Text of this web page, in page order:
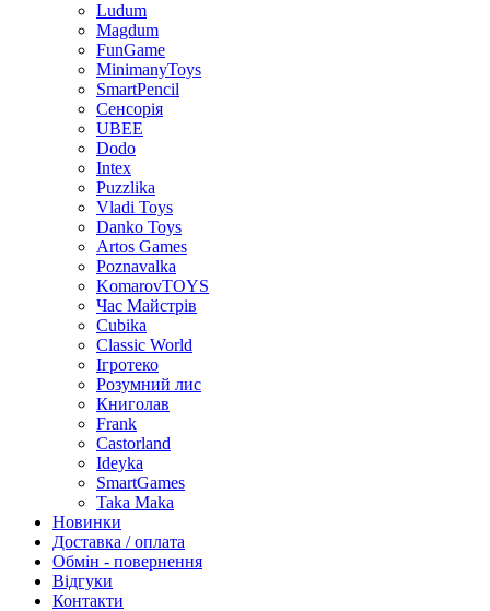
Ludum
Magdum
FunGame
MinimanyToys
SmartPencil
Сенсорія
UBEE
Dodo
Intex
Puzzlika
Vladi Toys
Danko Toys
Artos Games
Poznavalka
KomarovTOYS
Час Майстрів
Cubika
Classic World
Ігротеко
Розумний лис
Книголав
Frank
Castorland
Ideyka
SmartGames
Taka Maka
Новинки
Доставка / оплата
Обмін - повернення
Відгуки
Контакти